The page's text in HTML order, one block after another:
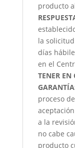
producto
la
días
en el
TENER EN
proceso
a la
no cabe
producto